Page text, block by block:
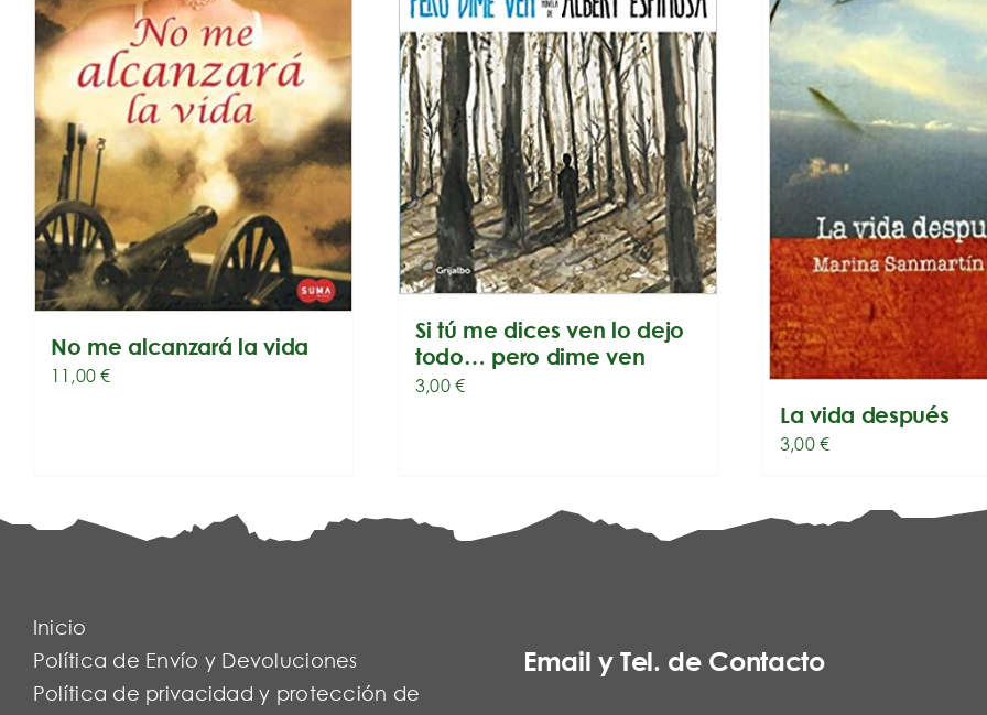
No me alcanzará la vida
11,00€
Si tú me dices ven lo dejo
todo… pero dime ven
3,00€
La vida después
3,00€
Inicio
Política de Envío y Devoluciones
Política de privacidad y protección de
Email y Tel. de Contacto